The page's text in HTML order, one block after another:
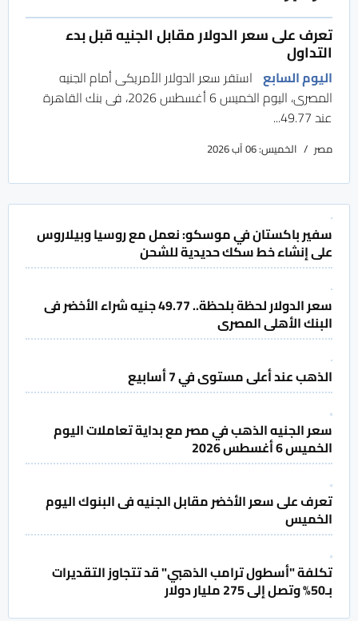
تعرف على سعر الدولار مقابل الجنيه قبل بدء
التداول
اليوم السابع استقر سعر الدولار الأمريكى أمام الجنيه
المصرى، اليوم الخميس 6 أغسطس 2026، فى بنك القاهرة
عند 49.77...
مصر الخميس: 06 آب 2026
سفير باكستان في موسكو: نعمل مع روسيا وبيلاروس
على إنشاء خط سكك حديدية للشحن
سعر الدولار لحظة بلحظة.. 49.77 جنيه شراء الأخضر فى
البنك الأهلى المصرى
الذهب عند أعلى مستوى في 7 أسابيع
سعر الجنيه الذهب في مصر مع بداية تعاملات اليوم
الخميس 6 أغسطس 2026
تعرف على سعر الأخضر مقابل الجنيه فى البنوك اليوم
الخميس
تكلفة "أسطول ترامب الذهبي" قد تتجاوز التقديرات
بـ50% وتصل إلى 275 مليار دولار